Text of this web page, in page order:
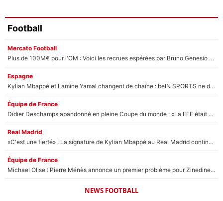
Football
Mercato Football
Plus de 100M€ pour l'OM : Voici les recrues espérées par Bruno Genesio et Grégory Lorenzi après l’opération dégraissage
Espagne
Kylian Mbappé et Lamine Yamal changent de chaîne : beIN SPORTS ne digère pas cette décision historique et prédit un fiasco pour la Liga
Équipe de France
Didier Deschamps abandonné en pleine Coupe du monde : «La FFF était déjà passée à Zinedine Zidane»
Real Madrid
«C'est une fierté» : La signature de Kylian Mbappé au Real Madrid continue de régaler l'Espagne
Équipe de France
Michael Olise : Pierre Ménès annonce un premier problème pour Zinedine Zidane en équipe de France
NEWS FOOTBALL